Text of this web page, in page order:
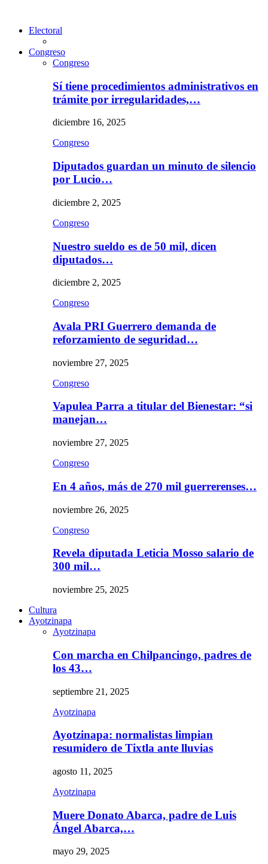
Electoral
Congreso
Congreso
Sí tiene procedimientos administrativos en
trámite por irregularidades,…
diciembre 16, 2025
Congreso
Diputados guardan un minuto de silencio
por Lucio…
diciembre 2, 2025
Congreso
Nuestro sueldo es de 50 mil, dicen
diputados…
diciembre 2, 2025
Congreso
Avala PRI Guerrero demanda de
reforzamiento de seguridad…
noviembre 27, 2025
Congreso
Vapulea Parra a titular del Bienestar: “si
manejan…
noviembre 27, 2025
Congreso
En 4 años, más de 270 mil guerrerenses…
noviembre 26, 2025
Congreso
Revela diputada Leticia Mosso salario de
300 mil…
noviembre 25, 2025
Cultura
Ayotzinapa
Ayotzinapa
Con marcha en Chilpancingo, padres de
los 43…
septiembre 21, 2025
Ayotzinapa
Ayotzinapa: normalistas limpian
resumidero de Tixtla ante lluvias
agosto 11, 2025
Ayotzinapa
Muere Donato Abarca, padre de Luis
Ángel Abarca,…
mayo 29, 2025